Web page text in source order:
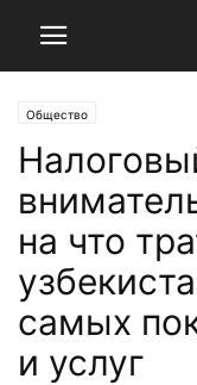
Общество
на что
самых
и услуг